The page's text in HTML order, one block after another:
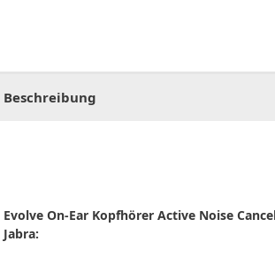
Beschreibung
Evolve On-Ear Kopfhörer Active Noise
Jabra: